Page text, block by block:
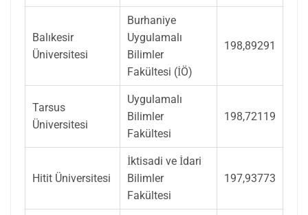
Balıkesir
Üniversitesi
Burhaniye
Uygulamalı
Bilimler
Fakültesi (İÖ)
198,89291
Tarsus
Üniversitesi
Uygulamalı
Bilimler
Fakültesi
198,72119
Hitit Üniversitesi
İktisadi ve İdari
Bilimler
Fakültesi
197,93773